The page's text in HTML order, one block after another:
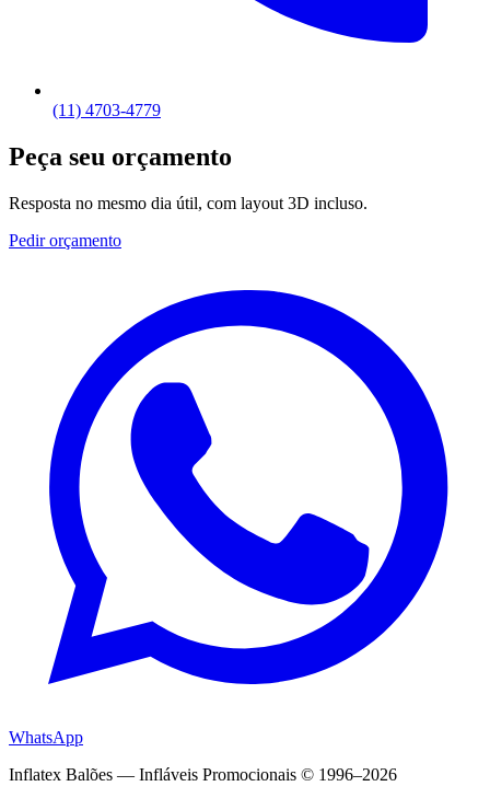
(11) 4703-4779
Peça seu orçamento
Resposta no mesmo dia útil, com layout 3D incluso.
Pedir orçamento
WhatsApp
Inflatex Balões — Infláveis Promocionais © 1996–2026